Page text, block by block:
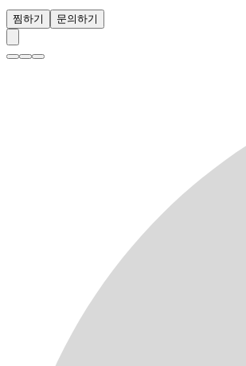
찜하기 문의하기